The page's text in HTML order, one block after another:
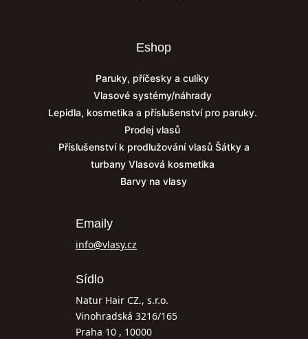
Eshop
Paruky, příčesky a culíky
Vlasové systémy/náhrady
Lepidla, kosmetika a příslušenství pro paruky.
Prodej vlasů
Příslušenství k prodlužování vlasů Šátky a
turbany Vlasová kosmetika
Barvy na vlasy
Emaily
info@vlasy.cz
Sídlo
Natur Hair CZ., s.r.o.
Vinohradská 3216/165
Praha 10 , 10000